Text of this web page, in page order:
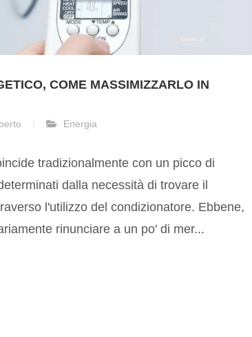
COME MASSIMIZZARLO IN
Energia
tradizionalmente con un picco di
dalla necessità di trovare il
l'utilizzo del condizionatore. Ebbene,
rinunciare a un po' di mer...